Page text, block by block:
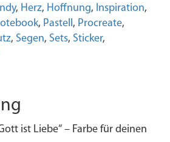
, Herz, Hoffnung, Inspiration,
, Pastell, Procreate,
, Segen, Sets, Sticker,
ist Liebe“ – Farbe für deinen